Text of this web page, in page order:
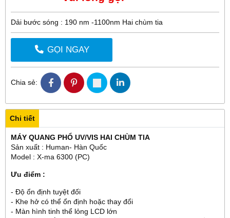
Dải bước sóng : 190 nm -1100nm Hai chùm tia
GỌI NGAY
Chia sẻ:
Chi tiết
MÁY QUANG PHỔ UV/VIS HAI CHÙM TIA
Sản xuất : Human- Hàn Quốc
Model : X-ma 6300 (PC)
Ưu điểm :
- Độ ổn định tuyệt đối
- Khe hở có thể ổn định hoặc thay đổi
- Màn hình tinh thể lỏng LCD lớn